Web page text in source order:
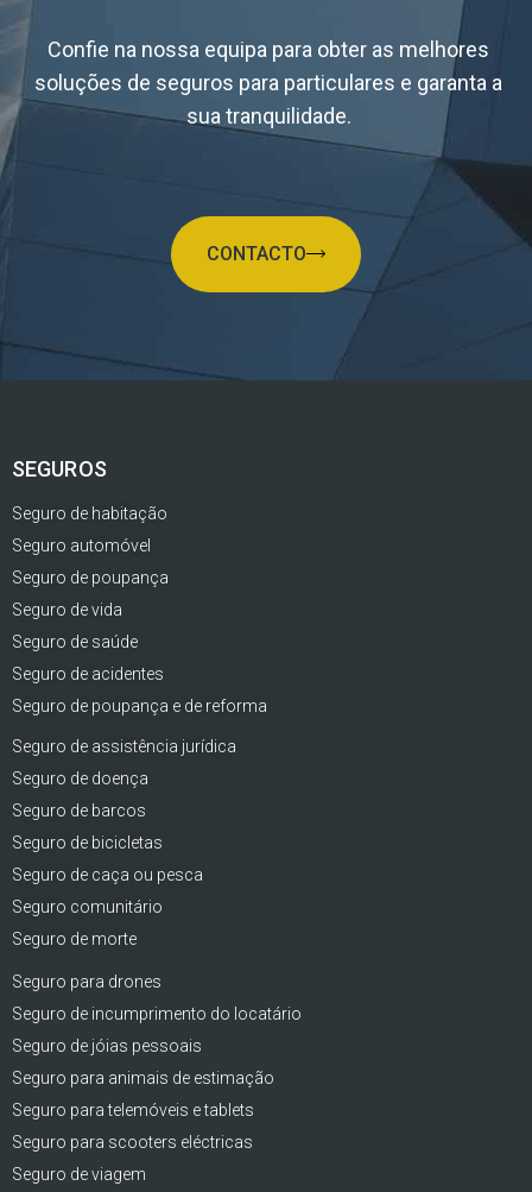
Confie na nossa equipa para obter as melhores
soluções de seguros para particulares e garanta a
sua tranquilidade.
CONTACTO
SEGUROS
Seguro de habitação
Seguro automóvel
Seguro de poupança
Seguro de vida
Seguro de saúde
Seguro de acidentes
Seguro de poupança e de reforma
Seguro de assistência jurídica
Seguro de doença
Seguro de barcos
Seguro de bicicletas
Seguro de caça ou pesca
Seguro comunitário
Seguro de morte
Seguro para drones
Seguro de incumprimento do locatário
Seguro de jóias pessoais
Seguro para animais de estimação
Seguro para telemóveis e tablets
Seguro para scooters eléctricas
Seguro de viagem